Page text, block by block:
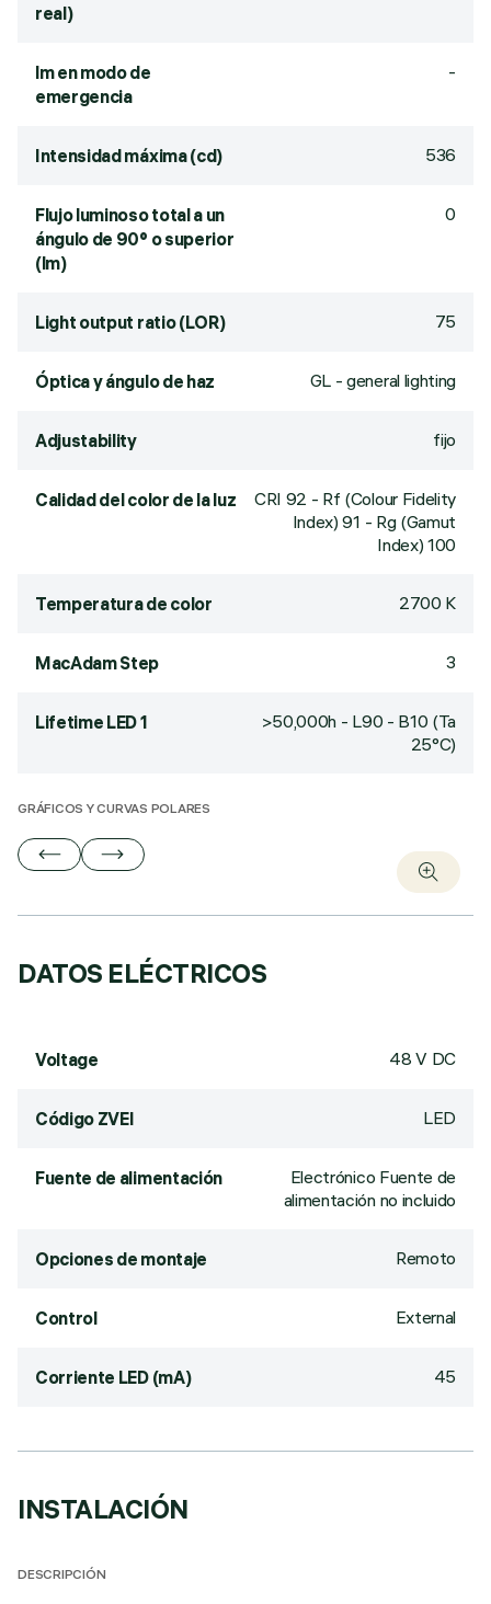
real)
lm en modo de
emergencia
-
Intensidad máxima (cd) 536
Flujo luminoso total a un
ángulo de 90° o superior
(lm)
0
Light output ratio (LOR) 75
Óptica y ángulo de haz GL - general lighting
Adjustability fijo
Calidad del color de la luz CRI 92 - Rf (Colour Fidelity
Index) 91 - Rg (Gamut
Index) 100
Temperatura de color 2700 K
MacAdam Step 3
Lifetime LED 1
>50,000h - L90 - B10 (Ta
25°C)
GRÁFICOS Y CURVAS POLARES
DATOS ELÉCTRICOS
Voltage 48 V DC
Código ZVEI LED
Fuente de alimentación
Electrónico Fuente de
alimentación no incluido
Opciones de montaje Remoto
Control External
Corriente LED (mA) 45
INSTALACIÓN
DESCRIPCIÓN